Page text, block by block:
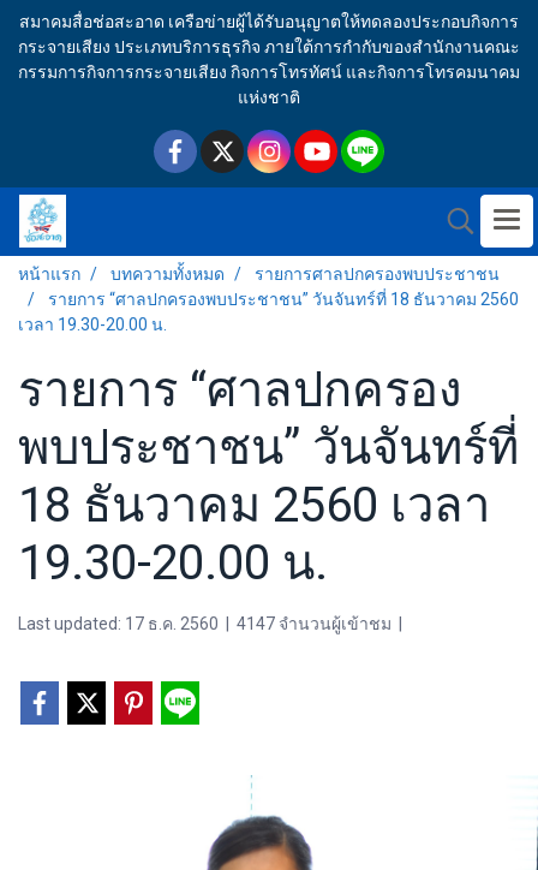
สมาคมสื่อช่อสะอาด เครือข่ายผู้ได้รับอนุญาตให้ทดลองประกอบกิจการ
กระจายเสียง ประเภทบริการธุรกิจ ภายใต้การกำกับของสำนักงานคณะ
กรรมการกิจการกระจายเสียง กิจการโทรทัศน์ และกิจการโทรคมนาคม
แห่งชาติ
หน้าแรก บทความทั้งหมด
รายการศาลปกครองพบประชาชน
รายการ “ศาลปกครองพบประชาชน” วันจันทร์ที่ 18 ธันวาคม 2560
เวลา 19.30-20.00 น.
รายการ “ศาลปกครอง
พบประชาชน” วันจันทร์ที่
18 ธันวาคม 2560 เวลา
19.30-20.00 น.
Last updated: 17 ธ.ค. 2560 4147 จำนวนผู้เข้าชม